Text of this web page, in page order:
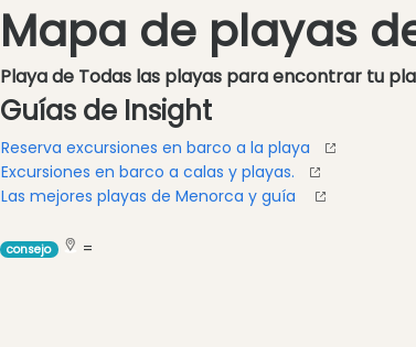
Excursione
Parque
acuático
Restaurante
en
barco
Café
Bar
Mapa de playas
Playa de Todas las playas para encontrar tu
Guías de Insight
Reserva excursiones en barco a la playa
Excursiones en barco a calas y playas.
Las mejores playas de Menorca y guía
consejo =